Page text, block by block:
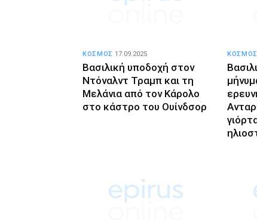
Βασιλική υποδοχή στον
Ντόναλντ Τραμπ και τη
Μελάνια από τον Κάρολο
στο κάστρο του Ουίνδσορ
ΚΟΣΜΟΣ 17.09.2025 ΚΟΣΜΟΣ